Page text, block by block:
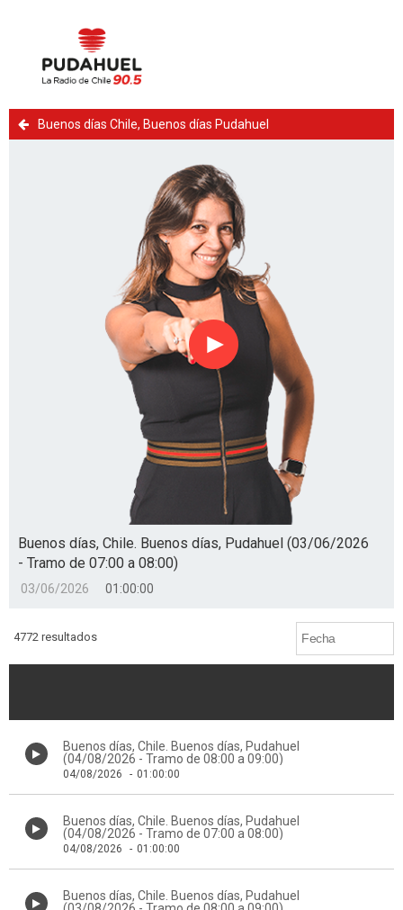
Buenos días Chile, Buenos días Pudahuel
Reproducir
Buenos días, Chile. Buenos días, Pudahuel (03/06/2026
- Tramo de 07:00 a 08:00)
03/06/2026 01:00:00
4772 resultados
Buenos días, Chile. Buenos días, Pudahuel
(04/08/2026 - Tramo de 08:00 a 09:00)
04/08/2026 - 01:00:00
Buenos días, Chile. Buenos días, Pudahuel
(04/08/2026 - Tramo de 07:00 a 08:00)
04/08/2026 - 01:00:00
Buenos días, Chile. Buenos días, Pudahuel